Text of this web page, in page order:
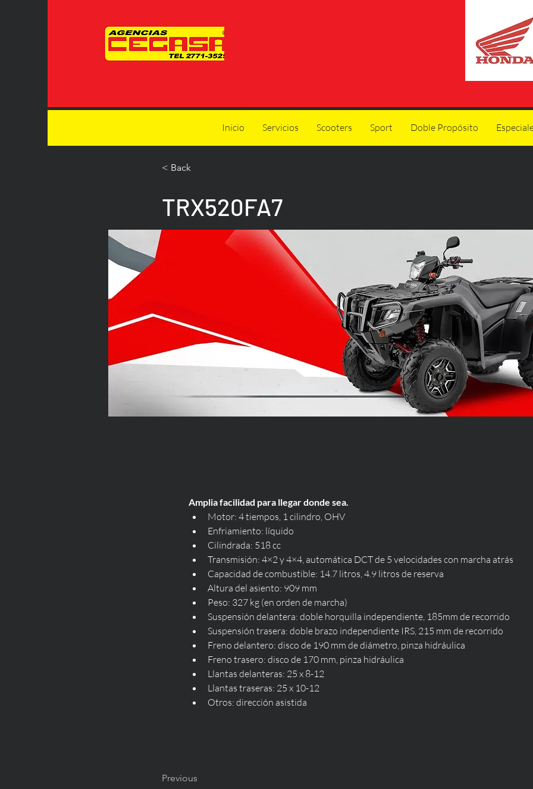
Inicio Servicios Scooters Sport Doble Propósito
< Back
TRX520FA7
Amplia facilidad para llegar donde sea.
Motor: 4 tiempos, 1 cilindro, OHV
Enfriamiento: líquido
Cilindrada: 518 cc
Transmisión: 4×2 y 4×4, automática DCT de 5 velocidades con marcha atrás
Capacidad de combustible: 14.7 litros, 4.9 litros de reserva
Altura del asiento: 909 mm
Peso: 327 kg (en orden de marcha)
Suspensión delantera: doble horquilla independiente, 185mm de recorrido
Suspensión trasera: doble brazo independiente IRS, 215 mm de recorrido
Freno delantero: disco de 190 mm de diámetro, pinza hidráulica
Freno trasero: disco de 170 mm, pinza hidráulica
Llantas delanteras: 25 x 8-12
Llantas traseras: 25 x 10-12
Otros: dirección asistida
Previous